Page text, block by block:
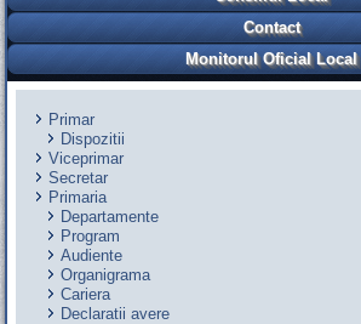
Contact
Monitorul Oficial Local
Primar
Dispozitii
Viceprimar
Secretar
Primaria
Departamente
Program
Audiente
Organigrama
Cariera
Declaratii avere